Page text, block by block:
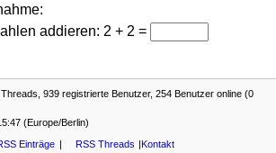
addieren: 2 + 2 =
939 registrierte Benutzer, 254 Benutzer online (0
(Europe/Berlin)
Einträge RSS Threads Kontakt